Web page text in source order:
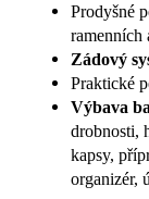
Prodyšné
ramenních
Zádový
Praktické
Výbava
drobnosti,
kapsy,
organizér,